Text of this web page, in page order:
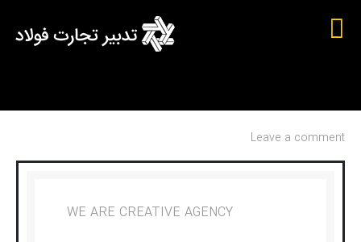
Leave a comment
WE ARE CREATIVE AGENCY